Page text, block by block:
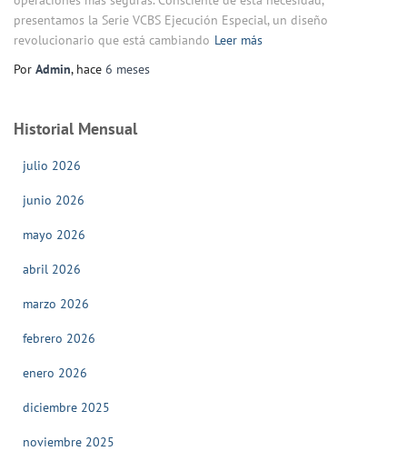
presentamos la Serie VCBS Ejecución Especial, un diseño
revolucionario que está cambiando Leer más
Por Admin, hace 6 meses
Historial Mensual
julio 2026
junio 2026
mayo 2026
abril 2026
marzo 2026
febrero 2026
enero 2026
diciembre 2025
noviembre 2025